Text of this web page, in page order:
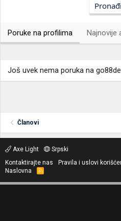
Poruke na profilima Najnovije
Još uvek nema poruka na
Članovi
Axe Light
Srpski
Kontaktirajte nas
Pravila i uslovi
Naslovna
R
S